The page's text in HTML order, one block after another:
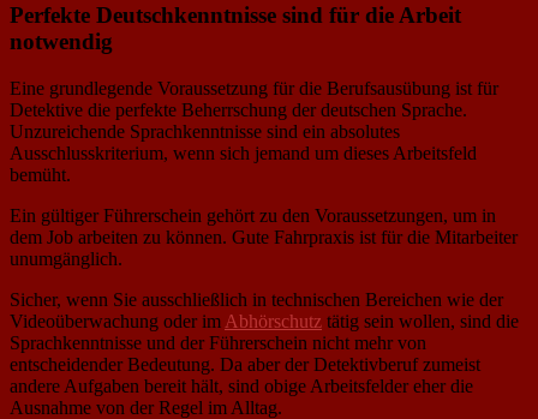
Perfekte Deutschkenntnisse sind für die Arbeit
notwendig
Eine grundlegende Voraussetzung für die Berufsausübung ist für
Detektive die perfekte Beherrschung der deutschen Sprache.
Unzureichende Sprachkenntnisse sind ein absolutes
Ausschlusskriterium, wenn sich jemand um dieses Arbeitsfeld
bemüht.
Ein gültiger Führerschein gehört zu den Voraussetzungen, um in
dem Job arbeiten zu können. Gute Fahrpraxis ist für die Mitarbeiter
unumgänglich.
Sicher, wenn Sie ausschließlich in technischen Bereichen wie der
Videoüberwachung oder im Abhörschutz tätig sein wollen, sind die
Sprachkenntnisse und der Führerschein nicht mehr von
entscheidender Bedeutung. Da aber der Detektivberuf zumeist
andere Aufgaben bereit hält, sind obige Arbeitsfelder eher die
Ausnahme von der Regel im Alltag.